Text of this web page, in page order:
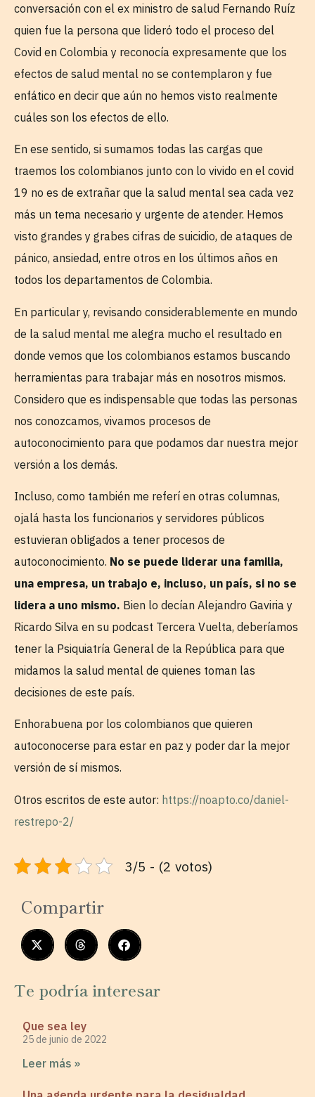
conversación con el ex ministro de salud Fernando Ruíz
quien fue la persona que lideró todo el proceso del
Covid en Colombia y reconocía expresamente que los
efectos de salud mental no se contemplaron y fue
enfático en decir que aún no hemos visto realmente
cuáles son los efectos de ello.
En ese sentido, si sumamos todas las cargas que
traemos los colombianos junto con lo vivido en el covid
19 no es de extrañar que la salud mental sea cada vez
más un tema necesario y urgente de atender. Hemos
visto grandes y grabes cifras de suicidio, de ataques de
pánico, ansiedad, entre otros en los últimos años en
todos los departamentos de Colombia.
En particular y, revisando considerablemente en mundo
de la salud mental me alegra mucho el resultado en
donde vemos que los colombianos estamos buscando
herramientas para trabajar más en nosotros mismos.
Considero que es indispensable que todas las personas
nos conozcamos, vivamos procesos de
autoconocimiento para que podamos dar nuestra mejor
versión a los demás.
Incluso, como también me referí en otras columnas,
ojalá hasta los funcionarios y servidores públicos
estuvieran obligados a tener procesos de
autoconocimiento. No se puede liderar una familia,
una empresa, un trabajo e, incluso, un país, si no se
lidera a uno mismo. Bien lo decían Alejandro Gaviria y
Ricardo Silva en su podcast Tercera Vuelta, deberíamos
tener la Psiquiatría General de la República para que
midamos la salud mental de quienes toman las
decisiones de este país.
Enhorabuena por los colombianos que quieren
autoconocerse para estar en paz y poder dar la mejor
versión de sí mismos.
Otros escritos de este autor: https://noapto.co/daniel-
restrepo-2/
3/5 - (2 votos)
Compartir
Te podría interesar
Que sea ley
25 de junio de 2022
Leer más »